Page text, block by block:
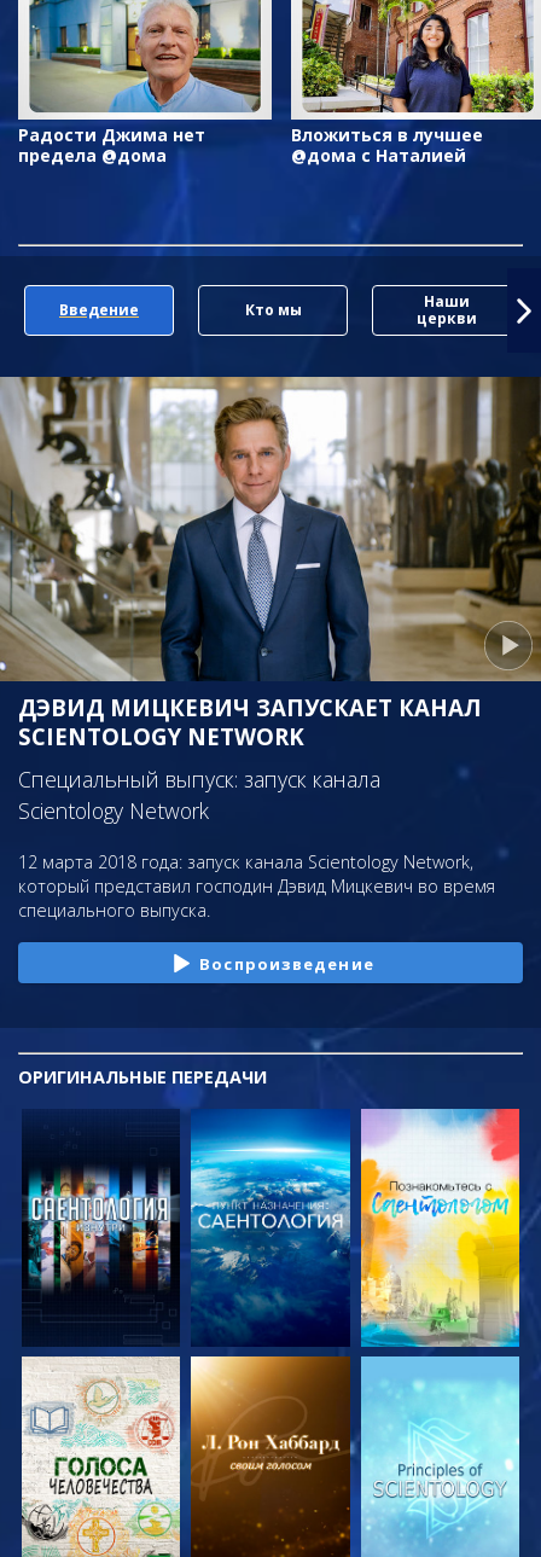
Радости Джима нет
предела @дома
Вложиться в лучшее
@дома с Наталией
Введение Кто мы
Наши
церкви
ДЭВИД МИЦКЕВИЧ ЗАПУСКАЕТ КАНАЛ
SCIENTOLOGY NETWORK
Специальный выпуск: запуск канала
Scientology Network
12 марта 2018 года: запуск канала Scientology Network,
который представил господин Дэвид Мицкевич во время
специального выпуска.
Воспроизведение
ОРИГИНАЛЬНЫЕ ПЕРЕДАЧИ
СМОТРЕТЬ
ПЕРЕДАЧИ
СМОТРЕТЬ
ПЕРЕДАЧИ
СМОТРЕТЬ
ПЕРЕДАЧИ